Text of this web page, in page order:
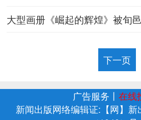
大型画册《崛起的辉煌》被旬
下一页
广告服务 丨 在线
新闻出版网络编辑证:【网】